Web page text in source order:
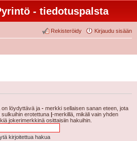
- tiedotuspalsta
Kirjaudu sisään
Rekisteröidy
löydyttävä ja - merkki sellaisen sanan eteen, jota
erotettuna |-merkillä, mikäli vain yhden
jokerimerkkinä osittaisiin hakuihin.
kirjoitettua hakua